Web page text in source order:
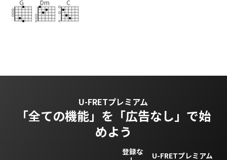
G Dm C
U-FRETプレミアム
「全ての機能」を 「広告なし」で始
めよう
登録な
U-FRETプレミアム